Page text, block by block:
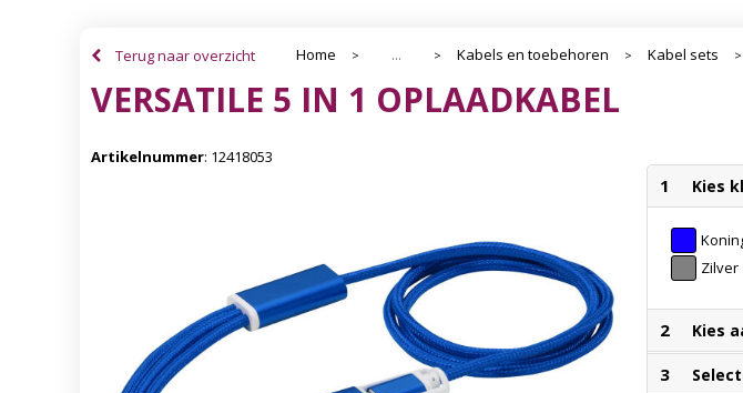
Terug naar overzicht Home > ... > Kabels en toebehoren > Kabel sets >
VERSATILE 5 IN 1 OPLAADKABEL
Artikelnummer: 12418053
1 Kies
Zilver
2 Kies
3